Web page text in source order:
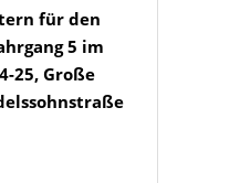
für den
5 im
25, Große